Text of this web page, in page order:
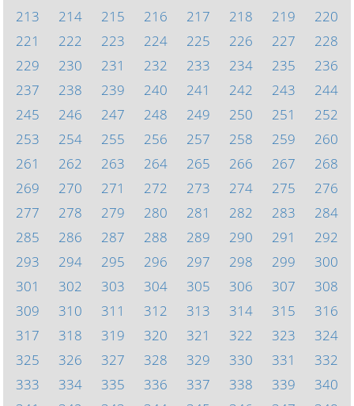
213
214 215 216 217 218 219
220
221
222 223 224 225 226 227
228
229
230 231 232 233 234 235
236
237
238 239 240 241 242 243
244
245
246 247 248 249 250 251
252
253
254 255 256 257 258 259
260
261
262 263 264 265 266 267
268
269
270 271 272 273 274 275
276
277
278 279 280 281 282 283
284
285
286 287 288 289 290 291
292
293
294 295 296 297 298 299
300
301
302 303 304 305 306 307
308
309
310 311 312 313 314 315
316
317
318 319 320 321 322 323
324
325
326 327 328 329 330 331
332
333
334 335 336 337 338 339
340